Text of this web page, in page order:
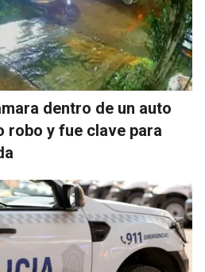
dentro de un auto
robo y fue clave para